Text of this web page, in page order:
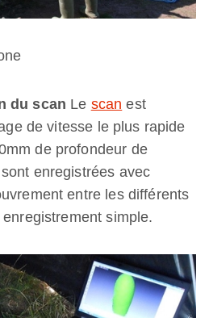
du scan Le scan est
de vitesse le plus rapide
de profondeur de
enregistrées avec
entre les différents
simple.